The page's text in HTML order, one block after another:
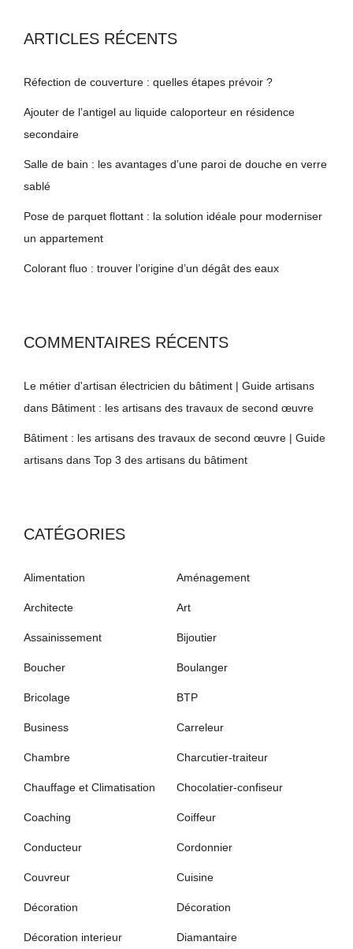
ARTICLES RÉCENTS
Réfection de couverture : quelles étapes prévoir ?
Ajouter de l’antigel au liquide caloporteur en résidence
secondaire
Salle de bain : les avantages d’une paroi de douche en verre
sablé
Pose de parquet flottant : la solution idéale pour moderniser
un appartement
Colorant fluo : trouver l’origine d’un dégât des eaux
COMMENTAIRES RÉCENTS
Le métier d'artisan électricien du bâtiment | Guide artisans
dans Bâtiment : les artisans des travaux de second œuvre
Bâtiment : les artisans des travaux de second œuvre | Guide
artisans dans Top 3 des artisans du bâtiment
CATÉGORIES
Alimentation Aménagement
Architecte Art
Assainissement Bijoutier
Boucher Boulanger
Bricolage BTP
Business Carreleur
Chambre Charcutier-traiteur
Chauffage et Climatisation Chocolatier-confiseur
Coaching Coiffeur
Conducteur Cordonnier
Couvreur Cuisine
Décoration Décoration
Décoration interieur Diamantaire